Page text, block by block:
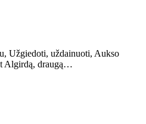
Užgiedoti, uždainuoti, Aukso
Algirdą, draugą…